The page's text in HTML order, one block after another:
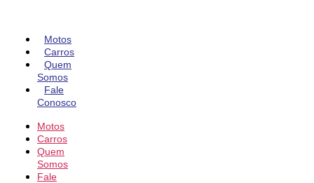
conteúdo
Motos
Carros
Quem
Somos
Fale
Conosco
Motos
Carros
Quem
Somos
Fale